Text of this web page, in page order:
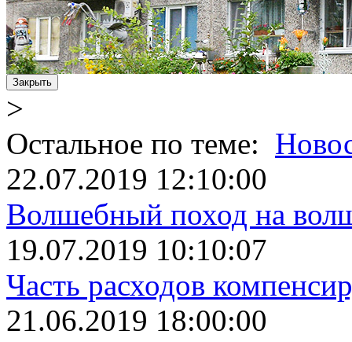
Закрыть
>
Остальное по теме:
22.07.2019 12:10:00
Волшебный поход на
19.07.2019 10:10:07
Часть расходов
21.06.2019 18:00:00